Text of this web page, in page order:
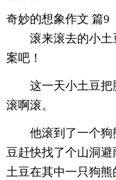
奇妙的想象作文 篇9
滚来滚去的小
案吧！
这一天小土豆把
滚啊滚。
他滚到了一个
豆赶快找了个山洞
土豆在其中一只狗